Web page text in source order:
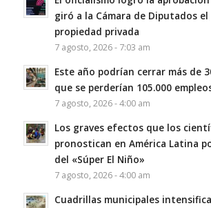
giró a la Cámara de Diputados
propiedad privada
7 agosto, 2026 - 7:03 am
Este año podrían cerrar más de
que se perderían 105.000
7 agosto, 2026 - 4:00 am
Los graves efectos que los
pronostican en América Latina
del «Súper El Niño»
7 agosto, 2026 - 4:00 am
Cuadrillas municipales